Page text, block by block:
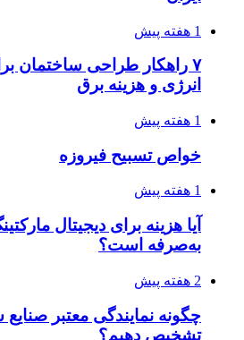
1 هفته پیش
۷ راهکار طراحی
انرژی و هزینه برق
1 هفته پیش
خواص تسبیح فیروزه
1 هفته پیش
آیا هزینه برای دیجیتال
به‌صرفه است؟
2 هفته پیش
چگونه نمایندگی معتبر صنایع
تشخیص دهیم؟